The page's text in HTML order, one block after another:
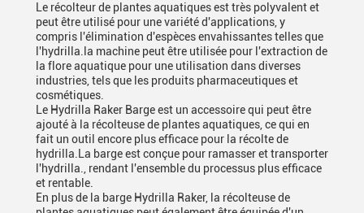
Le récolteur de plantes aquatiques est très polyvalent et
peut être utilisé pour une variété d'applications, y
compris l'élimination d'espèces envahissantes telles que
l'hydrilla.la machine peut être utilisée pour l'extraction de
la flore aquatique pour une utilisation dans diverses
industries, tels que les produits pharmaceutiques et
cosmétiques.
Le Hydrilla Raker Barge est un accessoire qui peut être
ajouté à la récolteuse de plantes aquatiques, ce qui en
fait un outil encore plus efficace pour la récolte de
hydrilla.La barge est conçue pour ramasser et transporter
l'hydrilla., rendant l'ensemble du processus plus efficace
et rentable.
En plus de la barge Hydrilla Raker, la récolteuse de